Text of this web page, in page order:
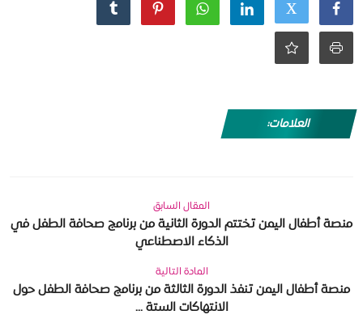
العلامات:
المقال السابق
منصة أطفال اليمن تختتم الدورة الثانية من برنامج صحافة الطفل في
الذكاء الاصطناعي
المادة التالية
منصة أطفال اليمن تنفذ الدورة الثالثة من برنامج صحافة الطفل حول
الانتهاكات الستة ...